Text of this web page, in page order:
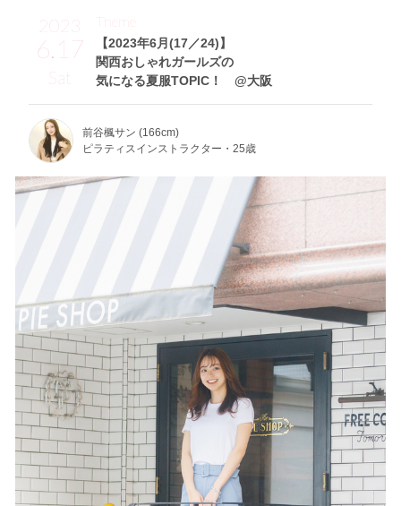
2023
6.17
Sat
【2023年6月(17／24)】
関西おしゃれガールズの
気になる夏服TOPIC！ @大阪
Theme
前谷楓サン (166cm)
ピラティスインストラクター・25歳